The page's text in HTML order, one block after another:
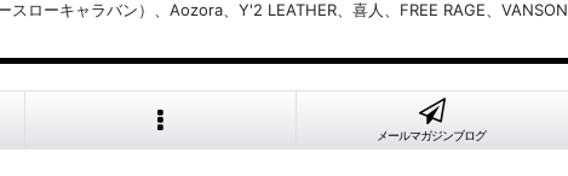
ローキャラバン）、Aozora、Y'2 LEATHER、喜人、FREE RAGE、VANSON
メールマガジンブログ